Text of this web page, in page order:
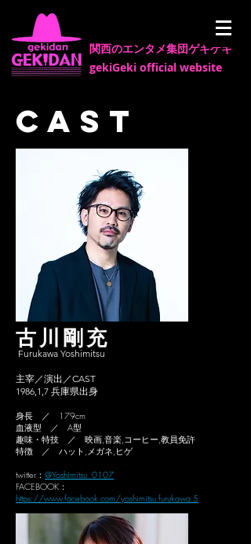
​関西のエンタメ集団ゲキゲキ
gekiGeki official website
CAST
古川剛充
Furukawa Yoshimitsu
主宰／演出／CAST
1986,1,7 兵庫県出身
身長 ／ 179cm
血液型 ／ A型
趣味・特技 ／ 映画,音楽,コーヒー,教員免許
特徴 ／ ハット,メガネ,ヒゲ
twitter： @Yoshimitsu_0107
FACEBOOK：
https://www.facebook.com/yoshimitsu.furukawa.5